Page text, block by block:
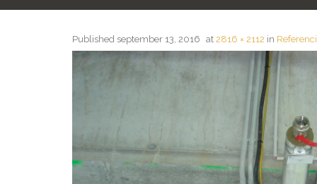
Published september 13, 2016 at 2816 × 2112 in